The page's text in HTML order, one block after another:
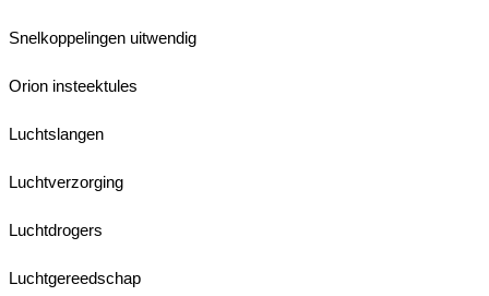
Snelkoppelingen uitwendig
Orion insteektules
Luchtslangen
Luchtverzorging
Luchtdrogers
Luchtgereedschap